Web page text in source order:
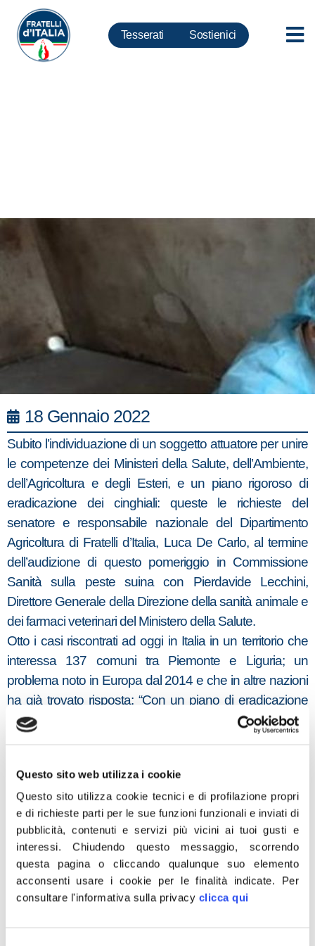
Questo sito web utilizza i cookie
Questo sito utilizza cookie tecnici e di profilazione propri
e di richieste parti per le sue funzioni funzionali e inviati di
pubblicità, contenuti e servizi più vicini ai tuoi gusti e
interessi.Chiudendo questo messaggio, scorrendo
questa pagina o cliccando qualunque suo elemento
acconsenti usare i cookie per le finalità indicate. Per
consultare l'informativa sulla privacy clicca qui
Tesserati Sostienici
18 Gennaio 2022
Subito l’individuazione di un soggetto attuatore per unire
le competenze dei Ministeri della Salute, dell’Ambiente,
dell’Agricoltura e degli Esteri, e un piano rigoroso di
eradicazione dei cinghiali: queste le richieste del
senatore e responsabile nazionale del Dipartimento
Agricoltura di Fratelli d’Italia, Luca De Carlo, al termine
dell’audizione di questo pomeriggio in Commissione
Sanità sulla peste suina con Pierdavide Lecchini,
Direttore Generale della Direzione della sanità animale e
dei farmaci veterinari del Ministero della Salute.
Otto i casi riscontrati ad oggi in Italia in un territorio che
interessa 137 comuni tra Piemonte e Liguria; un
problema noto in Europa dal 2014 e che in altre nazioni
ha già trovato risposta: “Con un piano di eradicazione
efficace, avviato nel 2018, in un paio d’anni il Belgio ha
eventualmente copiare le loro azioni ce n’è stato, ma
evidentemente è mancata la volontà politica”.
A preoccupare è il futuro dell’export dei prodotti suinicoli:
“Cina, Brasile, Taiwan, Giappone, Cuba, Serbia hanno
già stoppato le importazioni, nonostante i nostri prodotti
siano sicuri e di qualità. Già solo i primi due nomi di
questa lista costituiscono una fetta importante del nostro